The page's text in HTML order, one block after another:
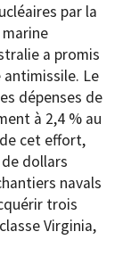
par la
a promis
antimissile. Le
dépenses de
à 2,4 % au
cet effort,
dollars
navals
trois
Virginia,